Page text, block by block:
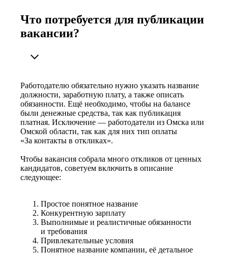
Что потребуется для публикации
вакансии?
Работодателю обязательно нужно указать название
должности, заработную плату, а также описать
обязанности. Ещё необходимо, чтобы на балансе
были денежные средства, так как публикация
платная. Исключение — работодатели из Омска или
Омской области, так как для них тип оплаты
«За контакты в откликах».
Чтобы вакансия собрала много откликов от ценных
кандидатов, советуем включить в описание
следующее:
Простое понятное название
Конкурентную зарплату
Выполнимые и реалистичные обязанности
и требования
Привлекательные условия
Понятное название компании, её детальное